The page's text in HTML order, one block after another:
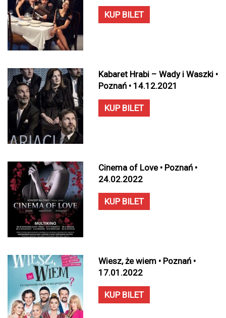
KUP BILET
Kabaret Hrabi – Wady i Waszki •
Poznań • 14.12.2021
KUP BILET
Cinema of Love • Poznań •
24.02.2022
KUP BILET
Wiesz, że wiem • Poznań •
17.01.2022
KUP BILET